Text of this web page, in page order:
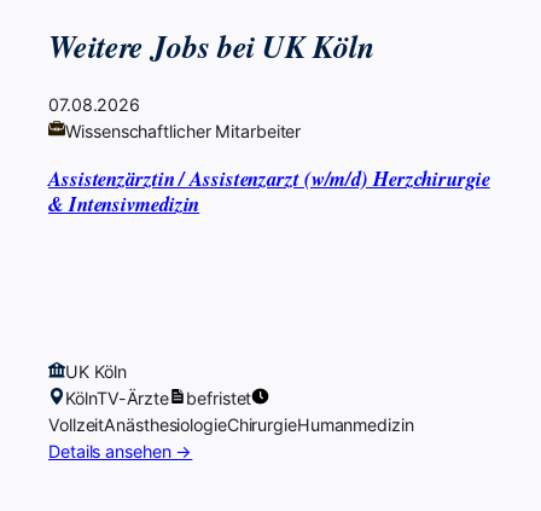
Weitere Jobs bei UK Köln
07.08.2026
Wissenschaftlicher Mitarbeiter
Assistenzärztin / Assistenzarzt (w/m/d) Herzchirurgie
& Intensivmedizin
UK Köln
KölnTV-Ärzte
befristet
VollzeitAnästhesiologieChirurgieHumanmedizin
Details ansehen →